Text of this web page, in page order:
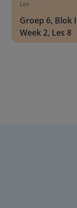
Les
Groep 6, Blok
Week 2, Les 8